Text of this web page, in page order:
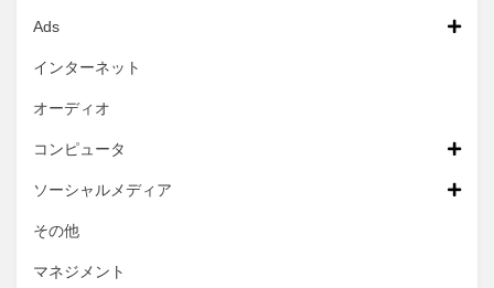
Ads
インターネット
オーディオ
コンピュータ
ソーシャルメディア
その他
マネジメント